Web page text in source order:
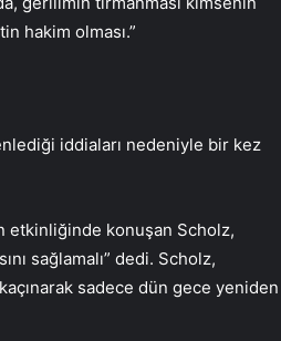
hakim olması.”
iddiaları nedeniyle bir kez
etkinliğinde konuşan Scholz,
sağlamalı” dedi. Scholz,
sadece dün gece yeniden